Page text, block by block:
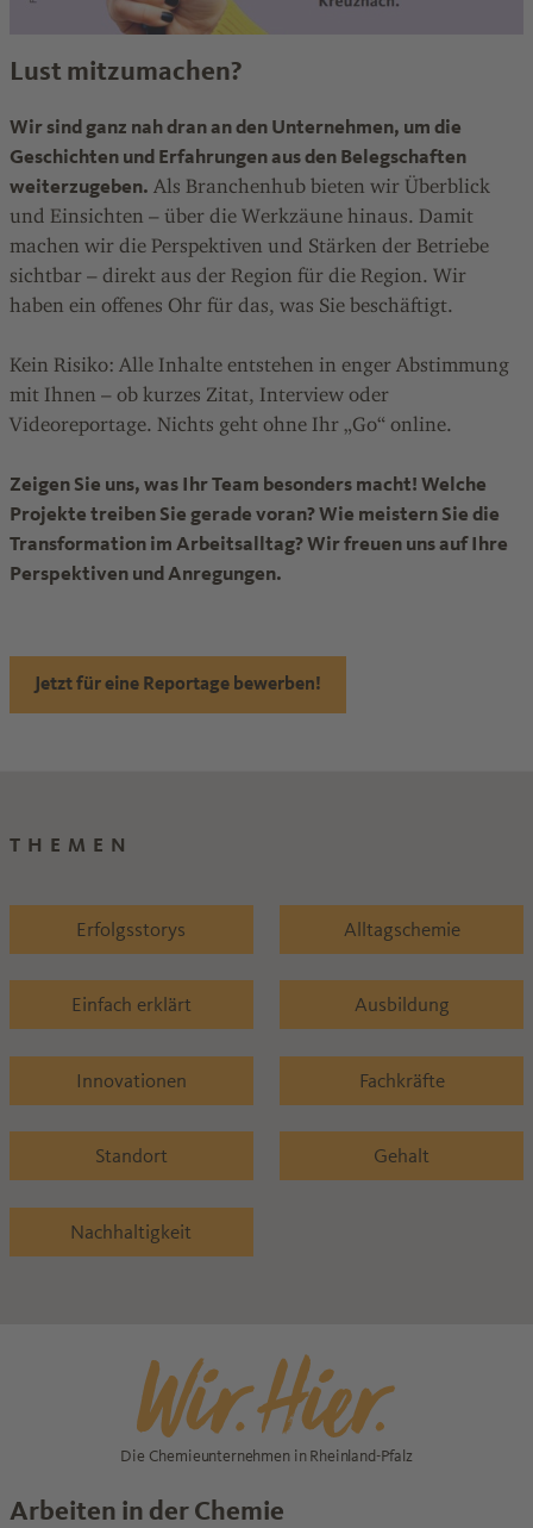
Lust mitzumachen?
Wir sind ganz nah dran an den Unternehmen, um die
Geschichten und Erfahrungen aus den Belegschaften
weiterzugeben. Als Branchenhub bieten wir Überblick
und Einsichten – über die Werkzäune hinaus. Damit
machen wir die Perspektiven und Stärken der Betriebe
sichtbar – direkt aus der Region für die Region. Wir
haben ein offenes Ohr für das, was Sie beschäftigt.
Kein Risiko: Alle Inhalte entstehen in enger Abstimmung
mit Ihnen – ob kurzes Zitat, Interview oder
Videoreportage. Nichts geht ohne Ihr „Go“ online.
Zeigen Sie uns, was Ihr Team besonders macht! Welche
Projekte treiben Sie gerade voran? Wie meistern Sie die
Transformation im Arbeitsalltag? Wir freuen uns auf Ihre
Perspektiven und Anregungen.
Jetzt für eine Reportage bewerben!
THEMEN
Erfolgsstorys Alltagschemie
Einfach erklärt Ausbildung
Innovationen Fachkräfte
Standort Gehalt
Nachhaltigkeit
Die Chemieunternehmen in Rheinland-Pfalz
Arbeiten in der Chemie